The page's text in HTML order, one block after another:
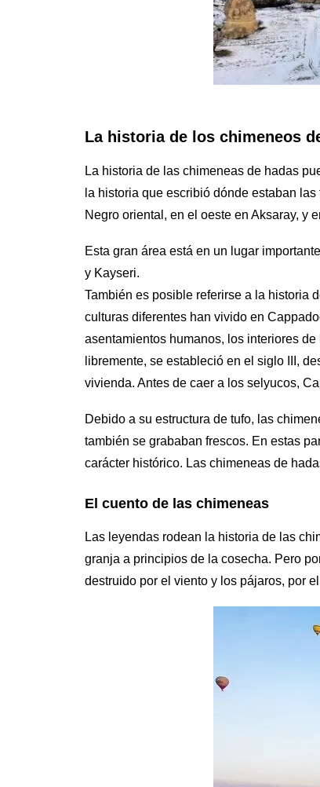
La historia de los chimeneos
La historia de las chimeneas de hadas
la historia que escribió dónde estaban
Negro oriental, en el oeste en Aksaray, y
Esta gran área está en un lugar
y Kayseri.
También es posible referirse a la historia
culturas diferentes han vivido en
asentamientos humanos, los interiores
libremente, se estableció en el siglo III,
vivienda. Antes de caer a los selyucos,
Debido a su estructura de tufo, las
también se grababan frescos. En estas
carácter histórico. Las chimeneas de
El cuento de las chimeneas
Las leyendas rodean la historia de las
granja a principios de la cosecha. Pero
destruido por el viento y los pájaros, por